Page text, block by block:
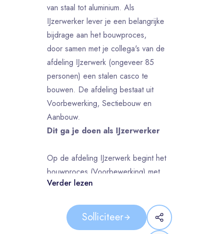
van staal tot aluminium. Als
IJzerwerker lever je een belangrijke
bijdrage aan het bouwproces,
door samen met je collega's van de
afdeling IJzerwerk (ongeveer 85
personen) een stalen casco te
bouwen. De afdeling bestaat uit
Voorbewerking, Sectiebouw en
Aanbouw.
Dit ga je doen als IJzerwerker
Op de afdeling IJzerwerk begint het
bouwproces (Voorbewerking) met
het samenstellen van kleine
vervolgens samengesteld tot secties
(blokken tot maximaal 100 ton). Deze
Verder lezen
Solliciteer